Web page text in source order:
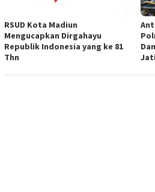
RSUD Kota Madiun
Mengucapkan Dirgahayu
Republik Indonesia yang ke 81
Thn